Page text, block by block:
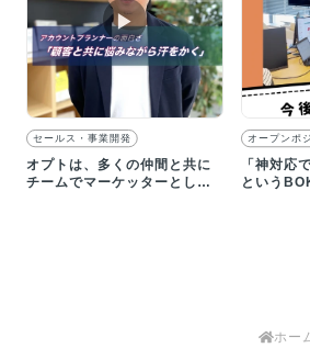
▶︎
セールス・事業開発
オプトは、多くの仲間と共に
チームでマーケッターとして
オープンポ
「神対応
という
ホー